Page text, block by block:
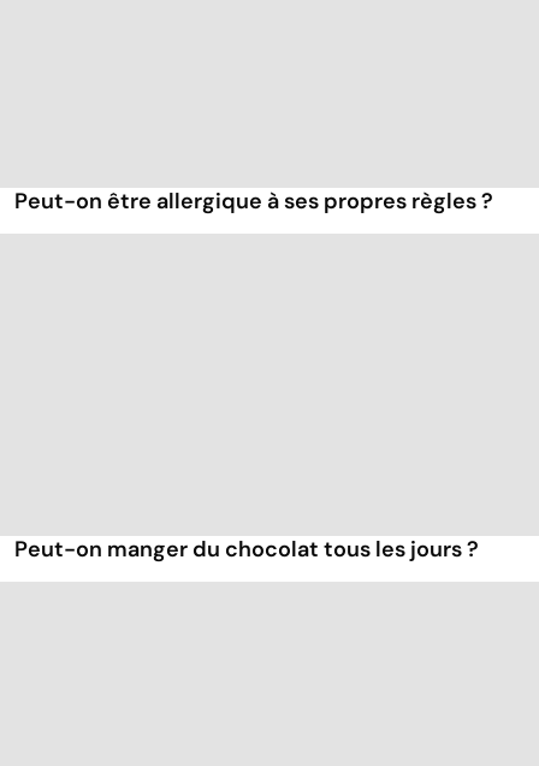
Peut-on être allergique à ses propres règles ?
Peut-on manger du chocolat tous les jours ?